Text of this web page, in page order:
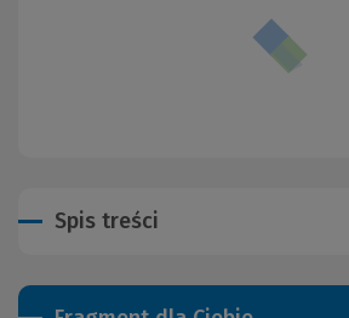
Spis treści